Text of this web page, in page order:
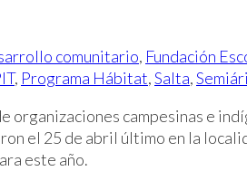
comunitario, Fundación
, Programa Hábitat,Salta,
campesinas e
el 25 de abril último en la
este año.